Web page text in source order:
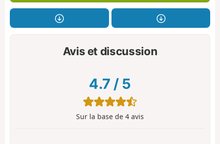
Avis et discussion
4.7 / 5
Sur la base de 4 avis